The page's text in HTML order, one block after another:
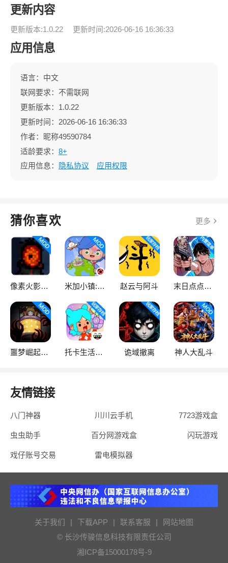
更新内容
更新版本:1.0.22 更新时间:2026-06-16 16:36:33
应用信息
语言：中文
联网要求：不需联网
更新版本：1.0.22
更新时间：2026-06-16 16:36:33
作者：昵称49590784
适龄要求： 8+
应用信息：
隐私协议 应用权限
猜你喜欢 更多
像素火影次世代 米加小镇:世界 赵云与阿斗 末日点点（辅助菜单）
噩梦崛起：生存 托卡生活：世界 诡域撤离 神人大乱斗
友情链接
八门神器 川川云手机 7723游戏盒
虫虫助手 百分网游戏盒 闪玩游戏
戏仔账号交易 雷电模拟器
关于我们 | 下载APP | 联系客服 |
网站地图
© 长沙传骏信息科技有限责任公司
湘ICP备15000178号-9